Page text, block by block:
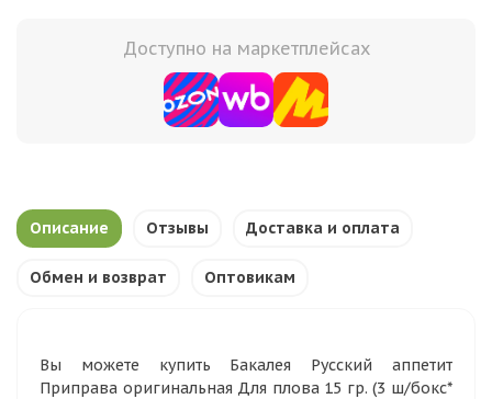
Доступно на маркетплейсах
Описание Отзывы Доставка и оплата
Обмен и возврат Оптовикам
Вы можете купить Бакалея Русский аппетит
Приправа оригинальная Для плова 15 гр. (3 ш/бокс*